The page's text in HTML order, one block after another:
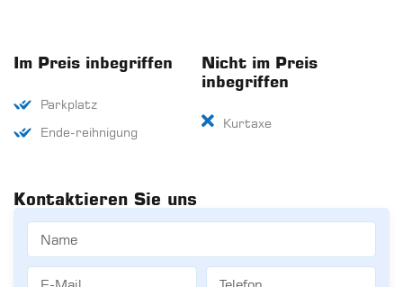
Im Preis inbegriffen
Parkplatz
Ende-reihnigung
Nicht im Preis
inbegriffen
Kurtaxe
Kontaktieren Sie uns